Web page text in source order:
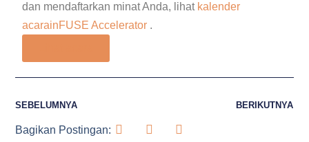
dan mendaftarkan minat Anda, lihat kalender
acarainFUSE Accelerator .
SEBELUMNYA BERIKUTNYA
Bagikan Postingan: